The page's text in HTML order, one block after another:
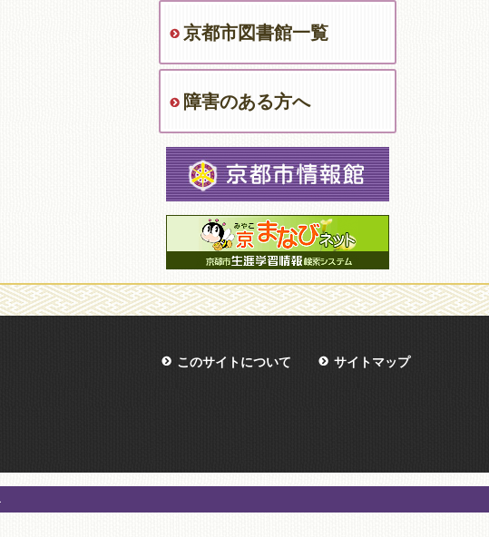
京都市図書館一覧
障害のある方へ
このサイトについて サイトマップ